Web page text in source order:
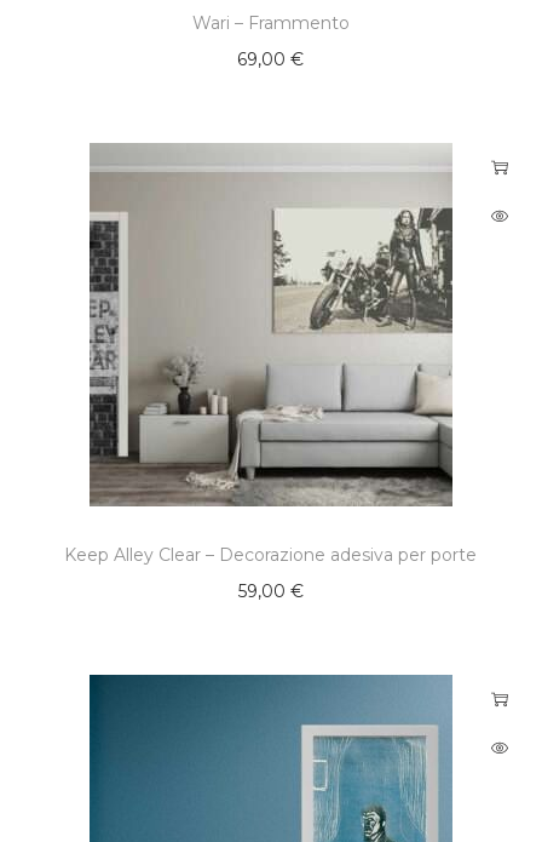
Wari – Frammento
69,00€
Keep Alley Clear – Decorazione adesiva per porte
59,00 €